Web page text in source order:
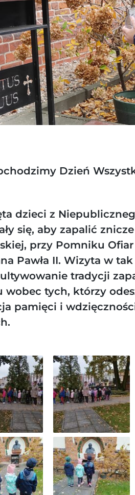
Dzień
dzieci z
się, aby zapalić
przy Pomniku
Pawła II. Wizyta w
tradycji
wobec tych, którzy
pamięci i